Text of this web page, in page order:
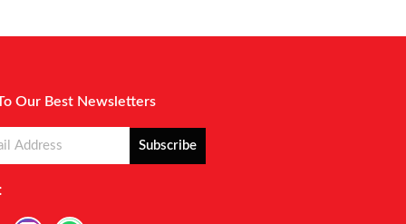
Our Best Newsletters
Subscribe